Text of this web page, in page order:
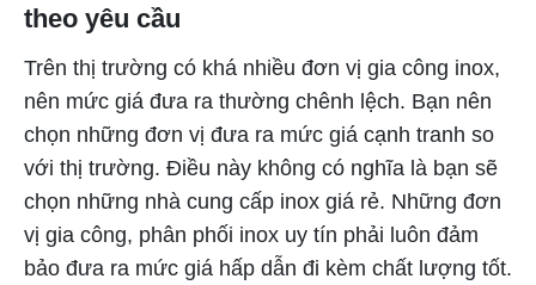
theo yêu cầu
Trên thị trường có khá nhiều đơn vị gia công inox,
nên mức giá đưa ra thường chênh lệch. Bạn nên
chọn những đơn vị đưa ra mức giá cạnh tranh so
với thị trường. Điều này không có nghĩa là bạn sẽ
chọn những nhà cung cấp inox giá rẻ. Những đơn
vị gia công, phân phối inox uy tín phải luôn đảm
bảo đưa ra mức giá hấp dẫn đi kèm chất lượng tốt.